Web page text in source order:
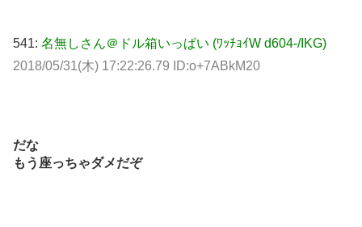
541: 名無しさん＠ドル箱いっぱい (ﾜｯﾁｮｲW d604-/IKG)
2018/05/31(木) 17:22:26.79 ID:o+7ABkM20
だな
もう座っちゃダメだぞ